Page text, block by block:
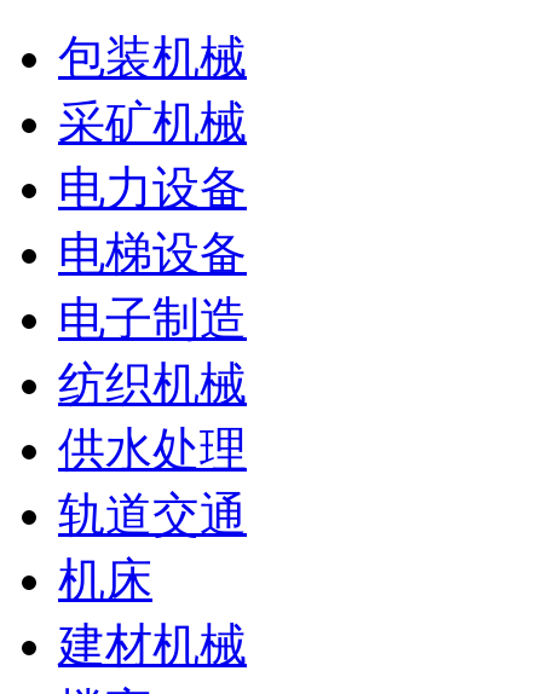
包装机械
采矿机械
电力设备
电梯设备
电子制造
纺织机械
供水处理
轨道交通
机床
建材机械